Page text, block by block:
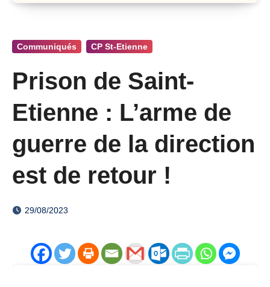
Communiqués CP St-Etienne
Prison de Saint-
Etienne : L’arme de
guerre de la direction
est de retour !
29/08/2023